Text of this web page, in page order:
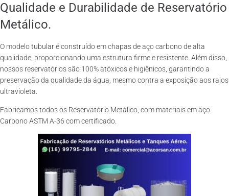
Qualidade e Durabilidade de Reservatório
Metálico.
O modelo tubular é construído em chapas de aço carbono de alta
qualidade, proporcionando uma estrutura firme e resistente. Além disso,
nossos reservatórios são 100% atóxicos e higiênicos, garantindo a
preservação da qualidade da água, mesmo contra a exposição aos raios
ultravioleta.
Fabricamos todos os Reservatório Metálico, com materiais em aço
Carbono ASTM A-36 com certificado.